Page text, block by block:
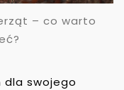
– co warto
dla swojego